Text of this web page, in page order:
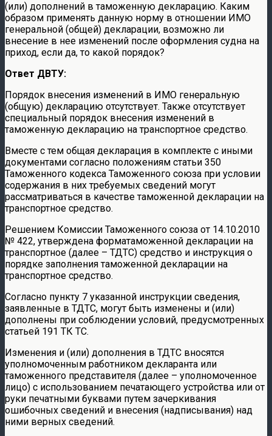
(или) дополнений в таможенную декларацию. Каким
образом применять данную норму в отношении ИМО
генеральной (общей) декларации, возможно ли
внесение в нее изменений после оформления судна на
приход, если да, то какой порядок?
Ответ ДВТУ:
Порядок внесения изменений в ИМО генеральную
(общую) декларацию отсутствует. Также отсутствует
специальный порядок внесения изменений в
таможенную декларацию на транспортное средство.
Вместе с тем общая декларация в комплекте с иными
документами согласно положениям статьи 350
Таможенного кодекса Таможенного союза при условии
содержания в них требуемых сведений могут
рассматриваться в качестве таможенной декларации на
транспортное средство.
Решением Комиссии Таможенного союза от 14.10.2010
№ 422, утверждена форматаможенной декларации на
транспортное (далее – ТДТС) средство и инструкция о
порядке заполнения таможенной декларации на
транспортное средство.
Согласно пункту 7 указанной инструкции сведения,
заявленные в ТДТС, могут быть изменены и (или)
дополнены при соблюдении условий, предусмотренных
статьей 191 ТК ТС.
Изменения и (или) дополнения в ТДТС вносятся
уполномоченным работником декларанта или
таможенного представителя (далее – уполномоченное
лицо) с использованием печатающего устройства или от
руки печатными буквами путем зачеркивания
ошибочных сведений и внесения (надписывания) над
ними верных сведений.